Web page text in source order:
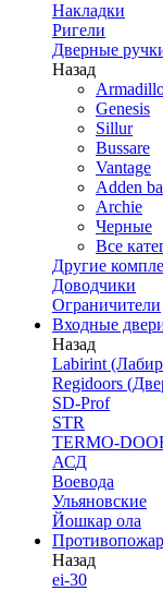
Накладки
Ригели
Дверные
Назад
Genesis
Sillur
Bussare
Vantage
Adden
Archie
Черные
Все
Другие
Доводчики
Ограничители
Входные
Назад
Labirint
Regidoors
SD-Prof
STR
TERMO-
АСД
Воевода
Ульяновские
Йошкар ола
Назад
ei-30